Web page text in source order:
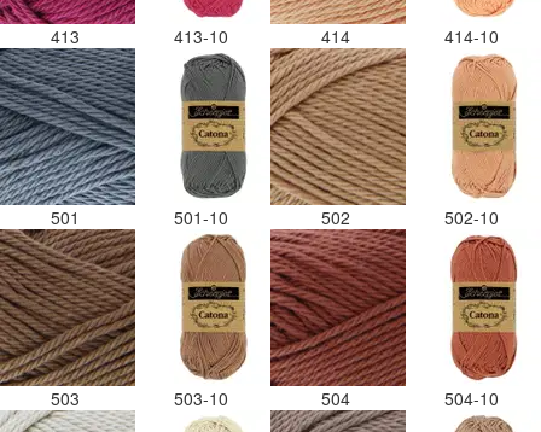
413 413-10 414 414-10
501 501-10 502 502-10
503 503-10 504 504-10